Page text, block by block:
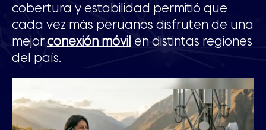
cobertura y estabilidad permitió que
cada vez más peruanos disfruten de una
mejorconexión móvil en distintas regiones
del país.